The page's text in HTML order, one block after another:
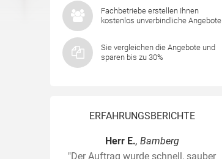
Fachbetriebe erstellen Ihnen
kostenlos unverbindliche Angebote
Sie vergleichen die Angebote und
sparen bis zu 30%
ERFAHRUNGSBERICHTE
Herr E., Bamberg
"Der Auftrag wurde schnell, sauber